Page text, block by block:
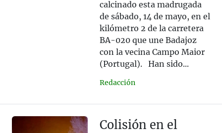
calcinado esta madrugada
de sábado, 14 de mayo, en el
kilómetro 2 de la carretera
BA-020 que une Badajoz
con la vecina Campo Maior
(Portugal). Han sido...
Redacción
Colisión en el